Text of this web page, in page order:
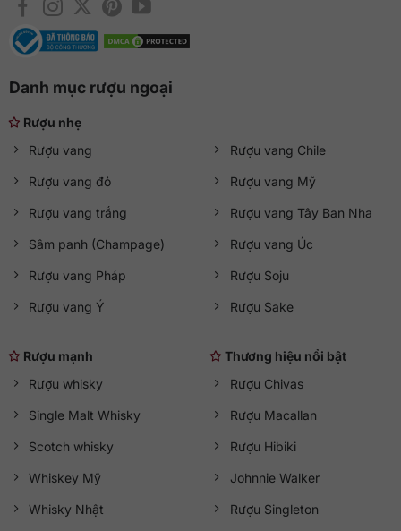
Danh mục rượu ngoại
Rượu nhẹ
Rượu vang
Rượu vang đỏ
Rượu vang trắng
Sâm panh (Champage)
Rượu vang Pháp
Rượu vang Ý
Rượu vang Chile
Rượu vang Mỹ
Rượu vang Tây Ban Nha
Rượu vang Úc
Rượu Soju
Rượu Sake
Rượu mạnh
Rượu whisky
Single Malt Whisky
Scotch whisky
Whiskey Mỹ
Whisky Nhật
Thương hiệu nổi bật
Rượu Chivas
Rượu Macallan
Rượu Hibiki
Johnnie Walker
Rượu Singleton